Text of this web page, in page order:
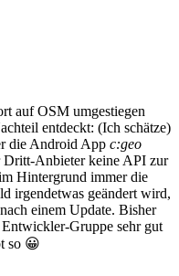
auf OSM umgestiegen
entdeckt: (Ich schätze)
die Android App c:geo
Dritt-Anbieter keine API zur
Hintergrund immer die
irgendetwas geändert wird,
einem Update. Bisher
Gruppe sehr gut
so 😀